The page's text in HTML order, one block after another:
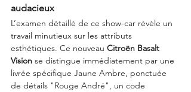
audacieux
L’examen détaillé de ce show-car révèle un
travail minutieux sur les attributs
esthétiques. Ce nouveau Citroën Basalt
Vision se distingue immédiatement par une
livrée spécifique Jaune Ambre, ponctuée
de détails "Rouge André", un code